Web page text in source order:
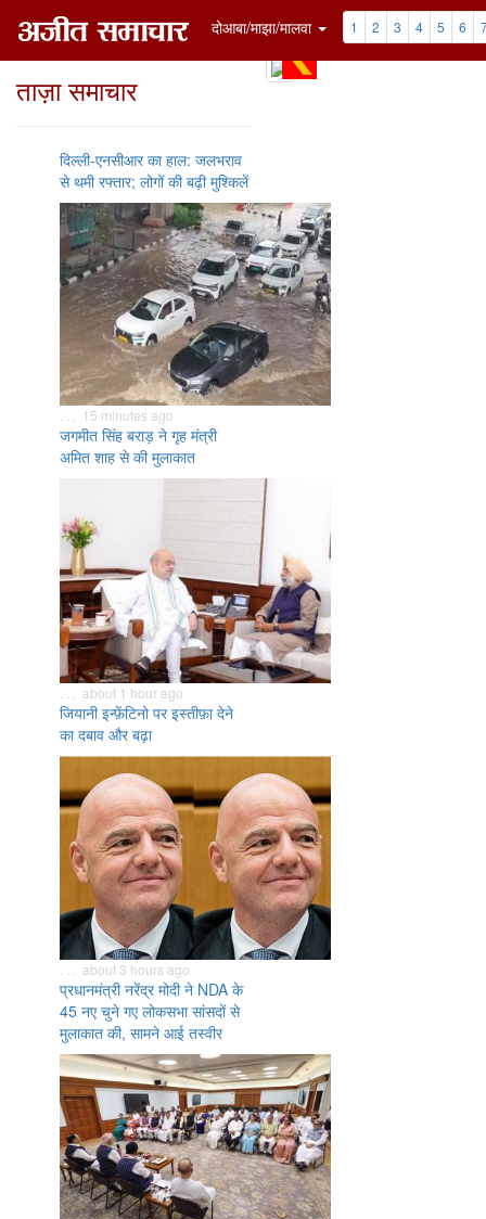
दोआबा/माझा/मालवा 1 2 3 4 5 6
ताज़ा समाचार
दिल्ली-एनसीआर का हाल: जलभराव
से थमी रफ्तार; लोगों की बढ़ी मुश्किलें
. . . 15 minutes ago
जगमीत सिंह बराड़ ने गृह मंत्री
अमित शाह से की मुलाकात
. . . about 1 hour ago
जियानी इन्फ़ेंटिनो पर इस्तीफ़ा देने
का दबाव और बढ़ा
. . . about 3 hours ago
प्रधानमंत्री नरेंद्र मोदी ने NDA के
45 नए चुने गए लोकसभा सांसदों से
मुलाकात की, सामने आई तस्वीर